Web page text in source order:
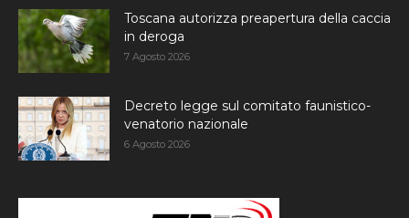
Toscana autorizza preapertura della caccia
in deroga
7 Agosto 2026
Decreto legge sul comitato faunistico-
venatorio nazionale
6 Agosto 2026